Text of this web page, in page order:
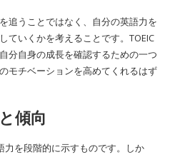
追うことではなく、自分の英語力を
ていくかを考えることです。TOEIC
分自身の成長を確認するための一つ
モチベーションを高めてくれるはず
傾向
を段階的に示すものです。しか